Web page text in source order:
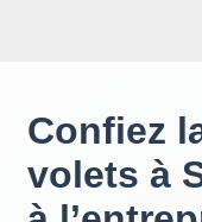
Confiez
volets à